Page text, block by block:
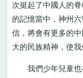
次挺起了中國人的
的記憶當中，神州
信，將會有更多的
大的民族精神，使
我們少年兒童也